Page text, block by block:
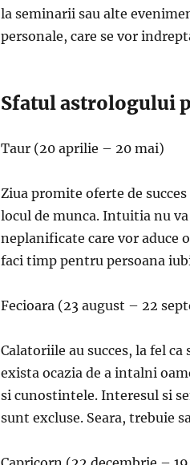
la seminarii sau alte
personale, care se vor
Sfatul astrologului
Taur (20 aprilie – 20 mai)
Ziua promite oferte de
locul de munca. Intuitia nu
neplanificate care vor aduce
faci timp pentru persoana
Fecioara (23 august – 22
Calatoriile au succes, la fel
exista ocazia de a intalni
si cunostintele. Interesul si
sunt excluse. Seara, trebuie